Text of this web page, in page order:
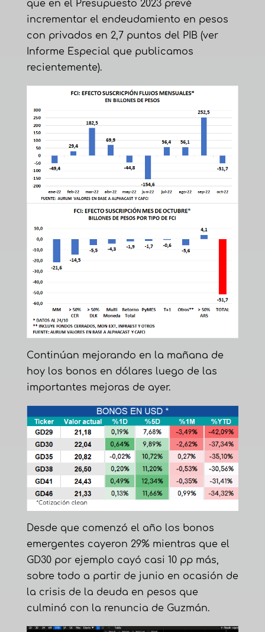
que en el Presupuesto 2023 prevé
incrementar el endeudamiento en pesos
con privados en 2,7 puntos del PIB (ver
Informe Especial que publicamos
recientemente).
Continúan mejorando en la mañana de
hoy los bonos en dólares luego de las
importantes mejoras de ayer.
Desde que comenzó el año los bonos
emergentes cayeron 29% mientras que el
GD30 por ejemplo cayó casi 10 pp más,
sobre todo a partir de junio en ocasión de
la crisis de la deuda en pesos que
culminó con la renuncia de Guzmán.